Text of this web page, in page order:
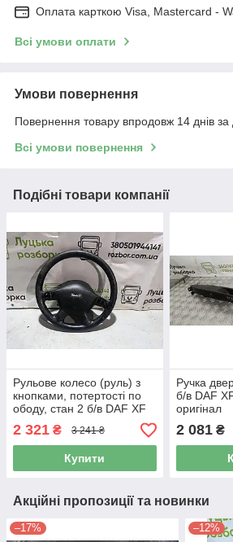
Оплата карткою Visa, Mastercard -
Всі умови оплати
Умови повернення
Повернення товару впродовж 14 днів за
Всі умови повернення
Подібні товари компанії
Рульове колесо (руль) з
кнопками, потертості по
ободу, стан 2 б/в DAF XF
105 (1801927) оригінал
2 321 ₴ 3 241 ₴
Купити
Ручка
б/в DAF
оригінал
2 081₴
Акційні пропозиції та новинки
–17% –12%